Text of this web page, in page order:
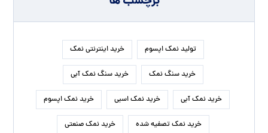
سنگ نمک صورتی سنگ نمک نارنجی
فروش نمک اپسوم فروش نمک تصفیه شده
فروش نمک صورتی قیمت خرید نمک
قیمت نمک آبی قیمت نمک اپسوم
قیمت نمک تصفیه شده قیمت نمک صنعتی